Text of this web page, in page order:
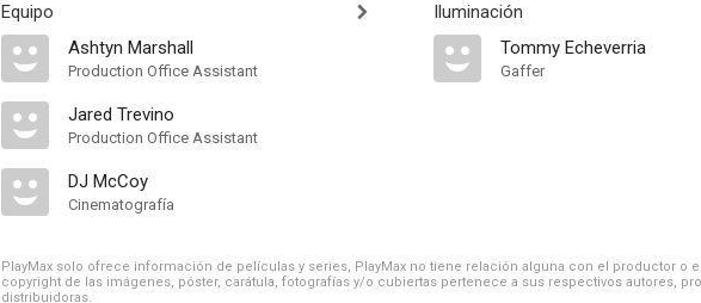
Equipo
Ashtyn Marshall
Production Office Assistant
Jared Trevino
Production Office Assistant
DJ McCoy
Cinematografía
Iluminación
Tommy Echeverria
Gaffer
PlayMax solo ofrece información de películas y series, PlayMax no tiene relación alguna con el productor o
copyright de las imágenes, póster, carátula, fotografías y/o cubiertas pertenece a sus respectivos autores,
distribuidoras.